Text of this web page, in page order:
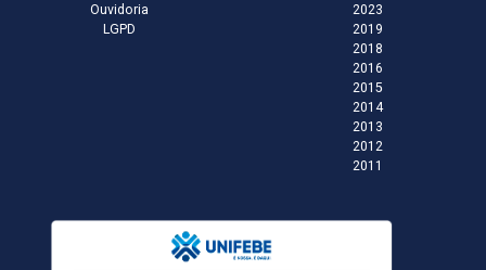
Ouvidoria
LGPD
2023
2019
2018
2016
2015
2014
2013
2012
2011